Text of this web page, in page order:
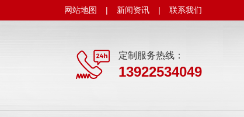
网站地图 | 新闻资讯 | 联系我们
定制服务热线：
13922534049